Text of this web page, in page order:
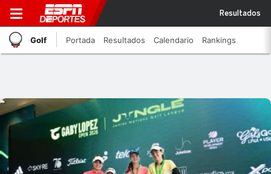
Resultados
Golf Portada Resultados Calendario Rankings